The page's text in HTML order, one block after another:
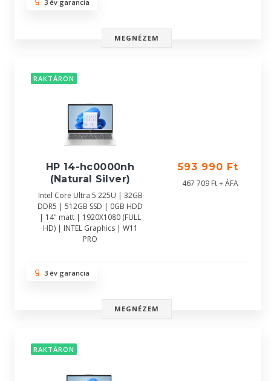
3 év garancia
MEGNÉZEM
RAKTÁRON
HP 14-hc0000nh
(Natural Silver)
Intel Core Ultra 5 225U | 32GB
DDR5 | 512GB SSD | 0GB HDD
| 14" matt | 1920X1080 (FULL
HD) | INTEL Graphics | W11
PRO
593 990 Ft
467 709 Ft + ÁFA
3 év garancia
MEGNÉZEM
RAKTÁRON